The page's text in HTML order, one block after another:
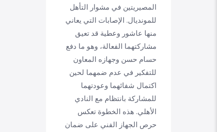
المصيريتين في مشوار التأهل
للمونديال. الإصابات التي يعاني
منها عاشور وعطية قد تعيق
مشاركتهما الفعالة، وهو ما دفع
حسام حسن وجهازه المعاون
للتفكير في عدم ضمهما لحين
اكتمال شفائهما وعودتهما
للمشاركة بانتظام مع النادي
الأهلي. هذه الخطوة تعكس
حرص الجهاز الفني على ضمان